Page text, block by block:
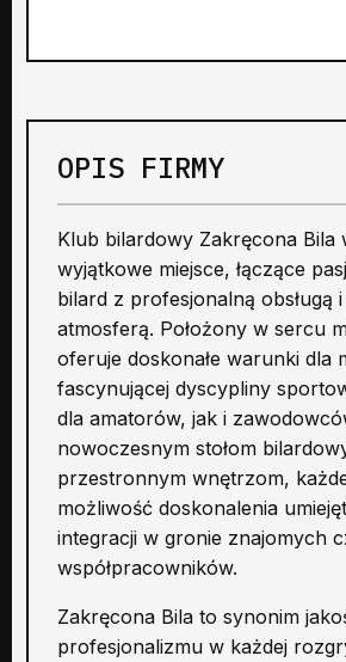
OPIS FIRMY
Klub bilardowy Zakręcona Bila
wyjątkowe miejsce, łączące
bilard z profesjonalną obsługą
atmosferą. Położony w sercu
oferuje doskonałe warunki dla
fascynującej dyscypliny
dla amatorów, jak i
nowoczesnym stołom
przestronnym wnętrzom,
możliwość doskonalenia
integracji w gronie znajomych
współpracowników.
Zakręcona Bila to synonim
profesjonalizmu w każdej